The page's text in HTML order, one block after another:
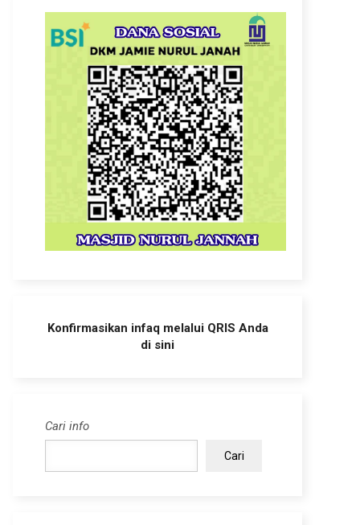
Konfirmasikan infaq melalui QRIS Anda
di sini
Cari info
Cari